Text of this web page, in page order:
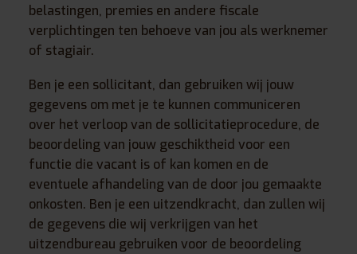
belastingen, premies en andere fiscale
verplichtingen ten behoeve van jou als werknemer
of stagiair.
Ben je een sollicitant, dan gebruiken wij jouw
gegevens om met je te kunnen communiceren
over het verloop van de sollicitatieprocedure, de
beoordeling van jouw geschiktheid voor een
functie die vacant is of kan komen en de
eventuele afhandeling van de door jou gemaakte
onkosten. Ben je een uitzendkracht, dan zullen wij
de gegevens die wij verkrijgen van het
uitzendbureau gebruiken voor de beoordeling